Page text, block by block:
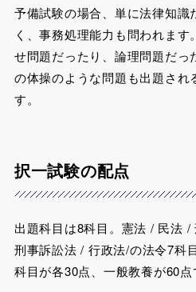
予備試験の場合、単に法律知識
く、事務処理能力も問われま
せ問題だったり、論理問題だ
の体操のような問題も出題され
す。
択一試験の配点
出題科目は8科目。憲法 / 民法
刑事訴訟法 / 行政法/の法令7科
科目が各30点、一般教養が60点